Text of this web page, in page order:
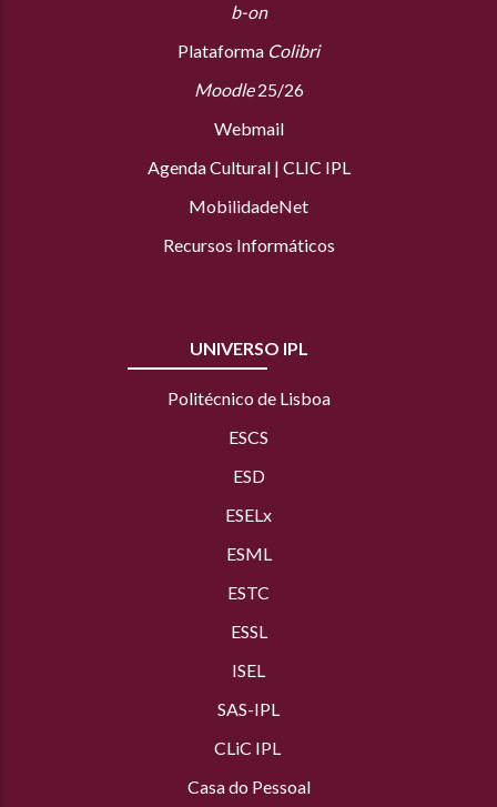
b-on
Plataforma Colibri
Moodle25/26
Webmail
Agenda Cultural| CLIC IPL
MobilidadeNet
Recursos Informáticos
UNIVERSO IPL
Politécnico de Lisboa
ESCS
ESD
ESELx
ESML
ESTC
ESSL
ISEL
SAS-IPL
CLiC IPL
Casa do Pessoal